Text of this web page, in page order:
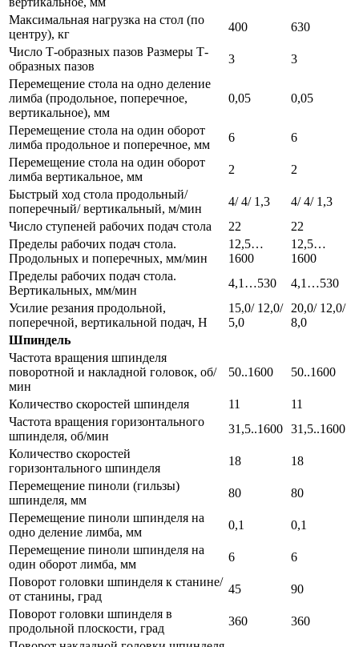
Максимальная нагрузка на стол (по
центру), кг
400
630
Число Т-образных пазов Размеры Т-
образных пазов
3
3
Перемещение стола на одно деление
лимба (продольное, поперечное,
вертикальное), мм
0,05 0,05
Перемещение стола на один оборот
лимба продольное и поперечное, мм
6
6
Перемещение стола на один оборот
лимба вертикальное, мм
2
2
Быстрый ход стола продольный/
поперечный/ вертикальный, м/мин
4/ 4/ 1,3
4/ 4/ 1,3
Число ступеней рабочих подач стола
22
22
Пределы рабочих подач стола.
Продольных и поперечных, мм/мин
12,5…
1600
12,5…
1600
Пределы рабочих подач стола.
Вертикальных, мм/мин
4,1…530
4,1…530
Усилие резания продольной,
поперечной, вертикальной подач, Н
15,0/ 12,0/
5,0
20,0/ 12,0/
8,0
Шпиндель
Частота вращения шпинделя
поворотной и накладной головок, об/
мин
50..1600 50..1600
Количество скоростей шпинделя 11
11
Частота вращения горизонтального
шпинделя, об/мин
31,5..1600 31,5..1600
Количество скоростей
горизонтального шпинделя
18
18
Перемещение пиноли (гильзы)
шпинделя, мм
80
80
Перемещение пиноли шпинделя на
одно деление лимба, мм
0,1
0,1
Перемещение пиноли шпинделя на
один оборот лимба, мм
6
6
Поворот головки шпинделя к станине/
от станины, град
45
90
Поворот головки шпинделя в
продольной плоскости, град
360
360